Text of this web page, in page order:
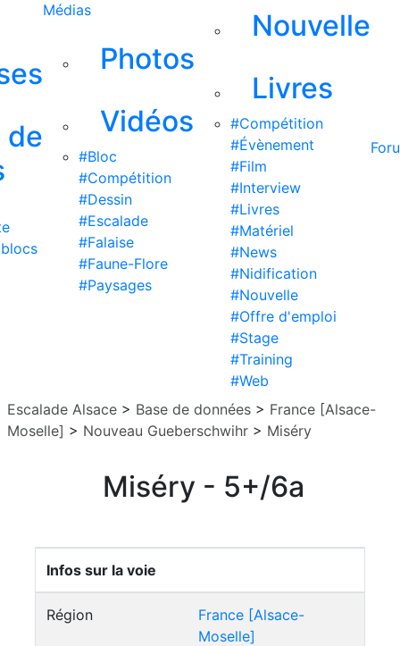
de
Médias
Photos
Vidéos
#Bloc
#Compétition
#Dessin
#Escalade
#Falaise
#Faune-Flore
#Paysages
Nouvelle
Livres
#Compétition
#Évènement
#Film
#Interview
#Livres
#Matériel
#News
#Nidification
#Nouvelle
#Offre d'emploi
#Stage
#Training
#Web
Escalade Alsace > Base de données > France [Alsace-
Moselle] > Nouveau Gueberschwihr > Miséry
Miséry - 5+/6a
Infos sur la voie
Région
France [Alsace-
Moselle]